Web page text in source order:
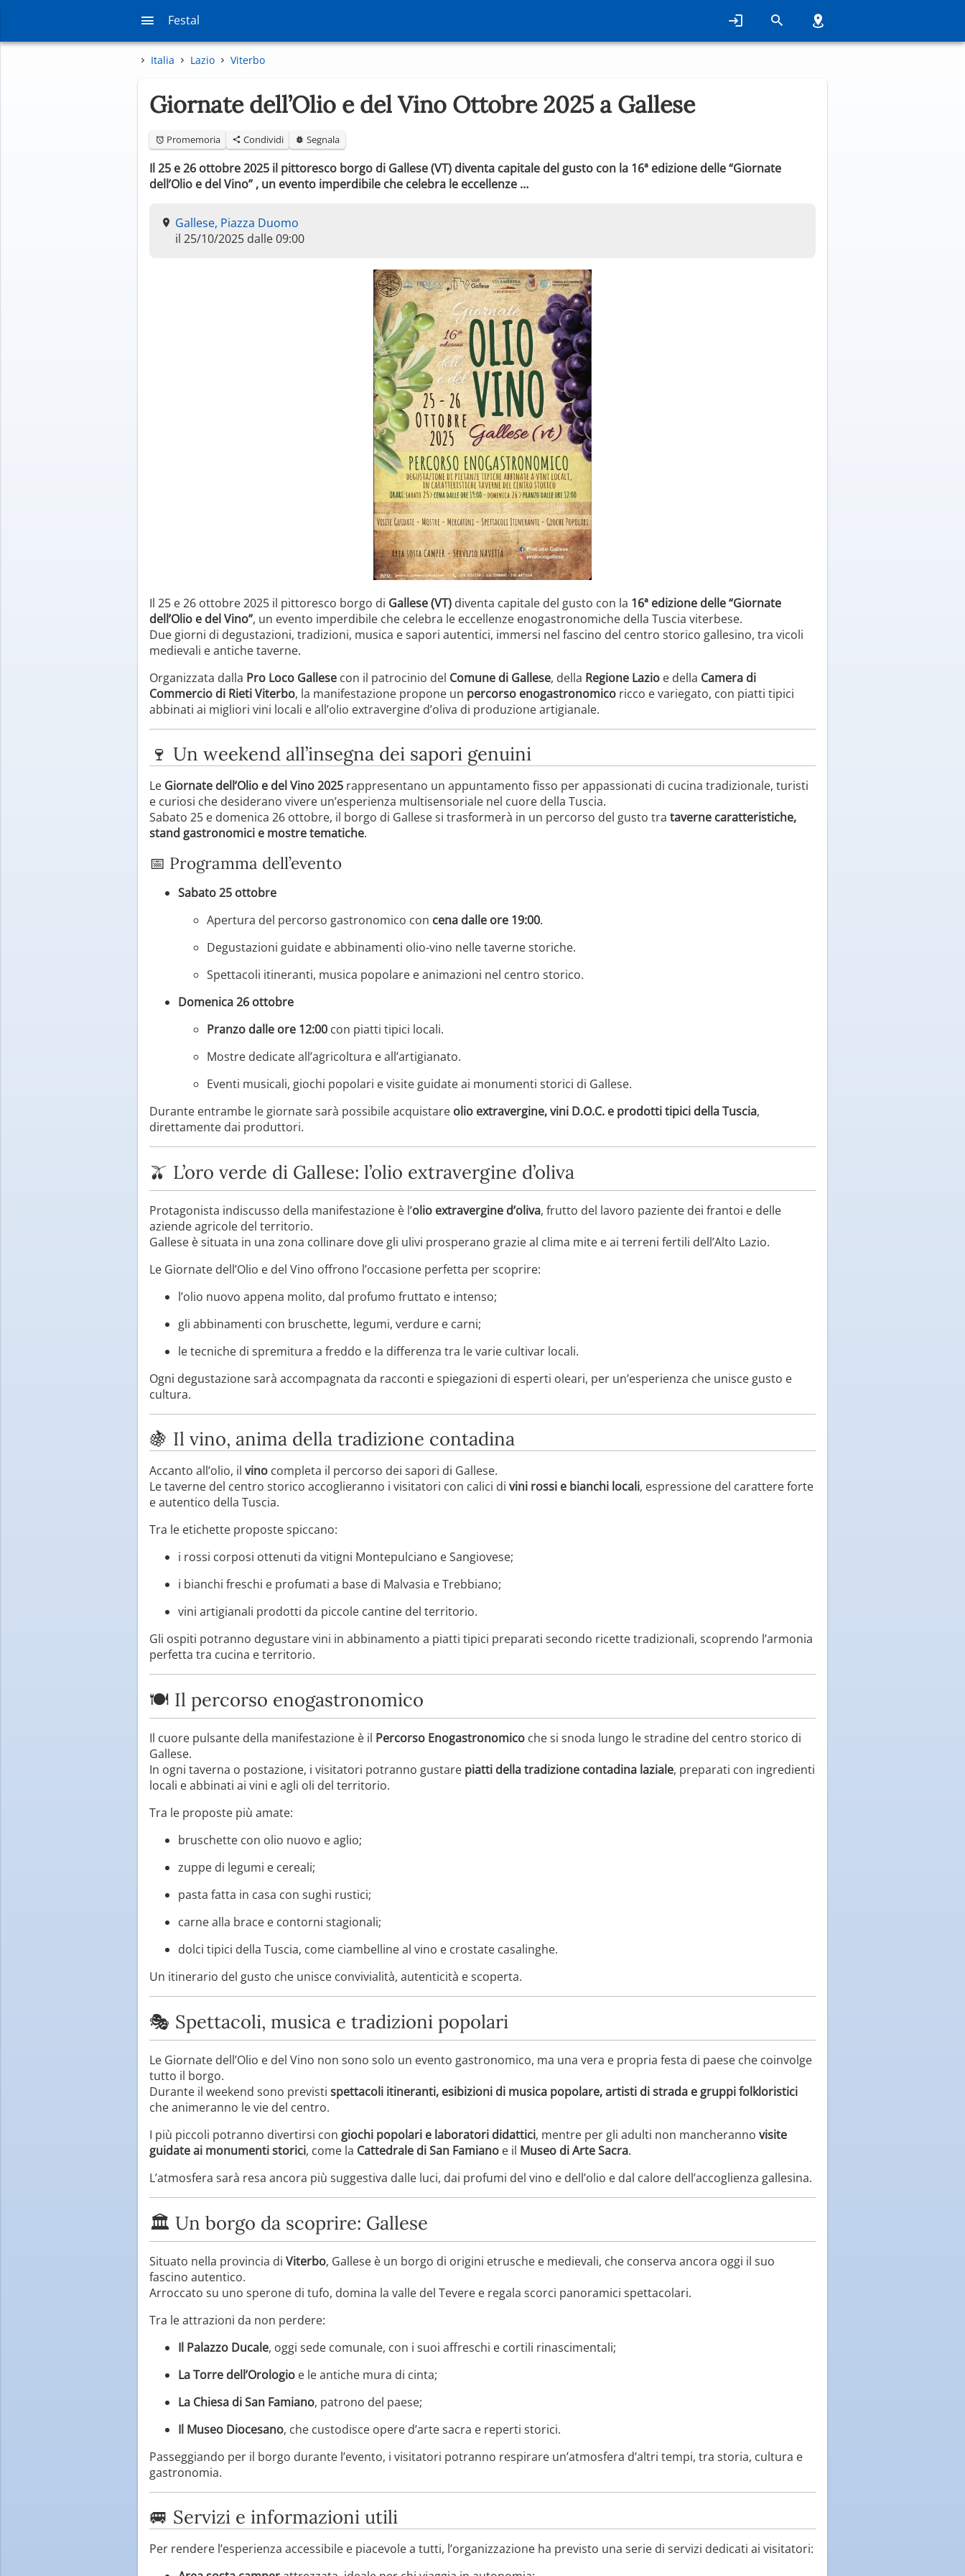
Festal
Italia Lazio Viterbo
Giornate dell’Olio e del Vino Ottobre 2025 a Gallese
Promemoria Condividi Segnala
Il 25 e 26 ottobre 2025 il pittoresco borgo di Gallese (VT) diventa capitale del gusto con la 16ª edizione delle “Giornate
dell’Olio e del Vino” , un evento imperdibile che celebra le eccellenze …
Gallese, Piazza Duomo
il 25/10/2025 dalle 09:00
Il 25 e 26 ottobre 2025 il pittoresco borgo di Gallese (VT) diventa capitale del gusto con la 16ª edizione delle “Giornate
dell’Olio e del Vino”, un evento imperdibile che celebra le eccellenze enogastronomiche della Tuscia viterbese.
Due giorni di degustazioni, tradizioni, musica e sapori autentici, immersi nel fascino del centro storico gallesino, tra vicoli
medievali e antiche taverne.
Organizzata dalla Pro Loco Gallese con il patrocinio del Comune di Gallese, della Regione Lazio e della Camera di
Commercio di Rieti Viterbo, la manifestazione propone un percorso enogastronomico ricco e variegato, con piatti tipici
abbinati ai migliori vini locali e all’olio extravergine d’oliva di produzione artigianale.
🍷 Un weekend all’insegna dei sapori genuini
Le Giornate dell’Olio e del Vino 2025 rappresentano un appuntamento fisso per appassionati di cucina tradizionale, turisti
e curiosi che desiderano vivere un’esperienza multisensoriale nel cuore della Tuscia.
Sabato 25 e domenica 26 ottobre, il borgo di Gallese si trasformerà in un percorso del gusto tra taverne caratteristiche,
stand gastronomici e mostre tematiche.
📅 Programma dell’evento
Sabato 25 ottobre
Apertura del percorso gastronomico con cena dalle ore 19:00.
Degustazioni guidate e abbinamenti olio-vino nelle taverne storiche.
Spettacoli itineranti, musica popolare e animazioni nel centro storico.
Domenica 26 ottobre
Pranzo dalle ore 12:00 con piatti tipici locali.
Mostre dedicate all’agricoltura e all’artigianato.
Eventi musicali, giochi popolari e visite guidate ai monumenti storici di Gallese.
Durante entrambe le giornate sarà possibile acquistare olio extravergine, vini D.O.C. e prodotti tipici della Tuscia,
direttamente dai produttori.
🫒 L’oro verde di Gallese: l’olio extravergine d’oliva
Protagonista indiscusso della manifestazione è l’olio extravergine d’oliva, frutto del lavoro paziente dei frantoi e delle
aziende agricole del territorio.
Gallese è situata in una zona collinare dove gli ulivi prosperano grazie al clima mite e ai terreni fertili dell’Alto Lazio.
Le Giornate dell’Olio e del Vino offrono l’occasione perfetta per scoprire:
l’olio nuovo appena molito, dal profumo fruttato e intenso;
gli abbinamenti con bruschette, legumi, verdure e carni;
le tecniche di spremitura a freddo e la differenza tra le varie cultivar locali.
Ogni degustazione sarà accompagnata da racconti e spiegazioni di esperti oleari, per un’esperienza che unisce gusto e
cultura.
🍇 Il vino, anima della tradizione contadina
Accanto all’olio, il vino completa il percorso dei sapori di Gallese.
Le taverne del centro storico accoglieranno i visitatori con calici di vini rossi e bianchi locali, espressione del carattere forte
e autentico della Tuscia.
Tra le etichette proposte spiccano:
i rossi corposi ottenuti da vitigni Montepulciano e Sangiovese;
i bianchi freschi e profumati a base di Malvasia e Trebbiano;
vini artigianali prodotti da piccole cantine del territorio.
Gli ospiti potranno degustare vini in abbinamento a piatti tipici preparati secondo ricette tradizionali, scoprendo l’armonia
perfetta tra cucina e territorio.
🍽️ Il percorso enogastronomico
Il cuore pulsante della manifestazione è il Percorso Enogastronomico che si snoda lungo le stradine del centro storico di
Gallese.
In ogni taverna o postazione, i visitatori potranno gustare piatti della tradizione contadina laziale, preparati con ingredienti
locali e abbinati ai vini e agli oli del territorio.
Tra le proposte più amate:
bruschette con olio nuovo e aglio;
zuppe di legumi e cereali;
pasta fatta in casa con sughi rustici;
carne alla brace e contorni stagionali;
dolci tipici della Tuscia, come ciambelline al vino e crostate casalinghe.
Un itinerario del gusto che unisce convivialità, autenticità e scoperta.
🎭 Spettacoli, musica e tradizioni popolari
Le Giornate dell’Olio e del Vino non sono solo un evento gastronomico, ma una vera e propria festa di paese che coinvolge
tutto il borgo.
Durante il weekend sono previsti spettacoli itineranti, esibizioni di musica popolare, artisti di strada e gruppi folkloristici
che animeranno le vie del centro.
I più piccoli potranno divertirsi con giochi popolari e laboratori didattici, mentre per gli adulti non mancheranno visite
guidate ai monumenti storici, come la Cattedrale di San Famiano e il Museo di Arte Sacra.
L’atmosfera sarà resa ancora più suggestiva dalle luci, dai profumi del vino e dell’olio e dal calore dell’accoglienza gallesina.
🏛️ Un borgo da scoprire: Gallese
Situato nella provincia di Viterbo, Gallese è un borgo di origini etrusche e medievali, che conserva ancora oggi il suo
fascino autentico.
Arroccato su uno sperone di tufo, domina la valle del Tevere e regala scorci panoramici spettacolari.
Tra le attrazioni da non perdere:
Il Palazzo Ducale, oggi sede comunale, con i suoi affreschi e cortili rinascimentali;
La Torre dell’Orologio e le antiche mura di cinta;
La Chiesa di San Famiano, patrono del paese;
Il Museo Diocesano, che custodisce opere d’arte sacra e reperti storici.
Passeggiando per il borgo durante l’evento, i visitatori potranno respirare un’atmosfera d’altri tempi, tra storia, cultura e
gastronomia.
🚐 Servizi e informazioni utili
Per rendere l’esperienza accessibile e piacevole a tutti, l’organizzazione ha previsto una serie di servizi dedicati ai visitatori: